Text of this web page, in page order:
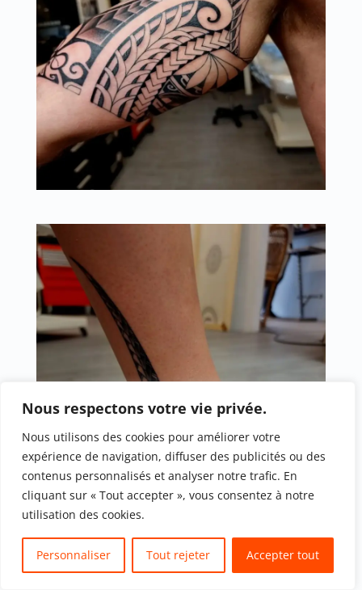
Nous respectons votre vie privée.
Nous utilisons des cookies pour améliorer votre
expérience de navigation, diffuser des publicités ou des
contenus personnalisés et analyser notre trafic. En
cliquant sur « Tout accepter », vous consentez à notre
utilisation des cookies.
Personnaliser Tout rejeter Accepter tout